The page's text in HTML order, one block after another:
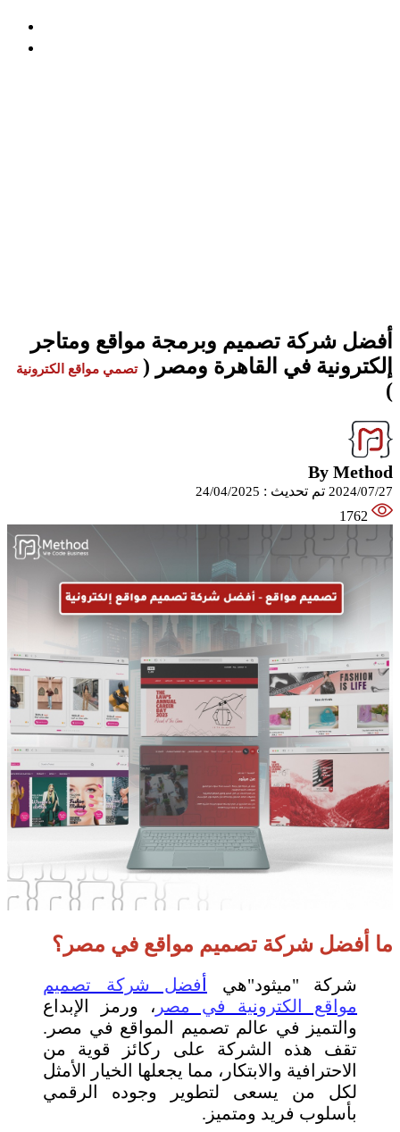
أفضل شركة تصميم وبرمجة مواقع ومتاجر
إلكترونية في القاهرة ومصر (تصمي مواقع الكترونية
)
By Method
2024/07/27 تم تحديث : 24/04/2025
1762
ما أفضل شركة تصميم مواقع في مصر؟
شركة "ميثود"هي
فضل شركة تصميم
مواقع الكترونية في مصر ، ورمز الإبداع
والتميز في عالم تصميم المواقع في مصر.
تقف هذه الشركة على ركائز قوية من
الاحترافية والابتكار، مما يجعلها الخيار الأمثل
لكل من يسعى لتطوير وجوده الرقمي
بأسلوب فريد ومتميز.